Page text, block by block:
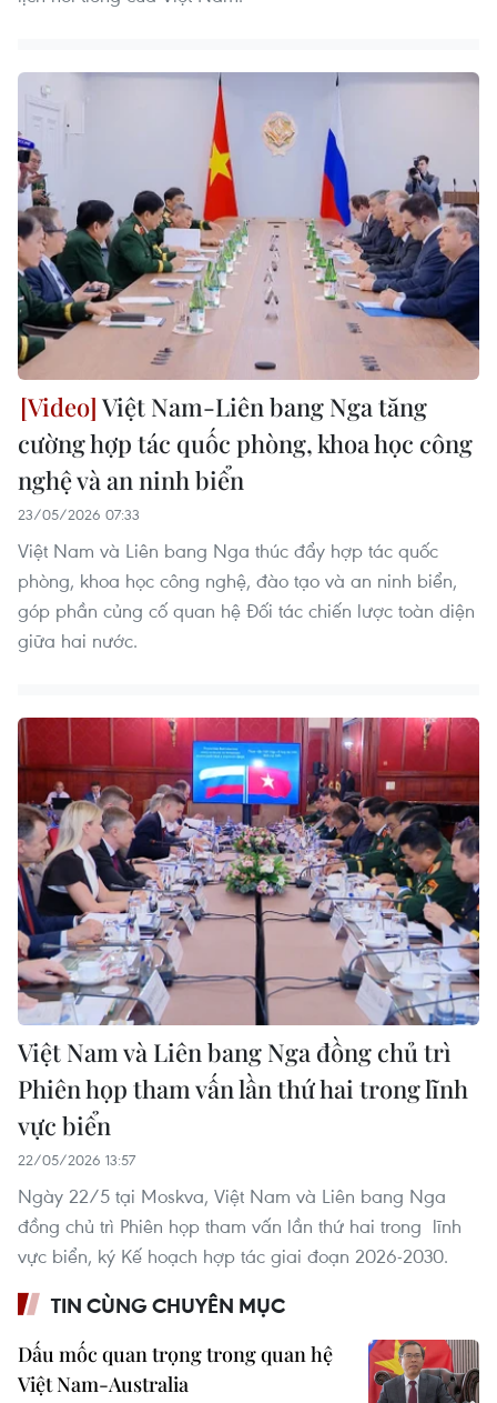
Việt Nam-Liên bang Nga tăng
cường hợp tác quốc phòng, khoa học công
nghệ và an ninh biển
23/05/2026 07:33
Việt Nam và Liên bang Nga thúc đẩy hợp tác quốc
phòng, khoa học công nghệ, đào tạo và an ninh biển,
góp phần củng cố quan hệ Đối tác chiến lược toàn diện
giữa hai nước.
Việt Nam và Liên bang Nga đồng chủ trì
Phiên họp tham vấn lần thứ hai trong lĩnh
vực biển
22/05/2026 13:57
Ngày 22/5 tại Moskva, Việt Nam và Liên bang Nga
đồng chủ trì Phiên họp tham vấn lần thứ hai trong lĩnh
vực biển, ký Kế hoạch hợp tác giai đoạn 2026-2030.
TIN CÙNG CHUYÊN MỤC
Dấu mốc quan trọng trong quan hệ
Việt Nam-Australia